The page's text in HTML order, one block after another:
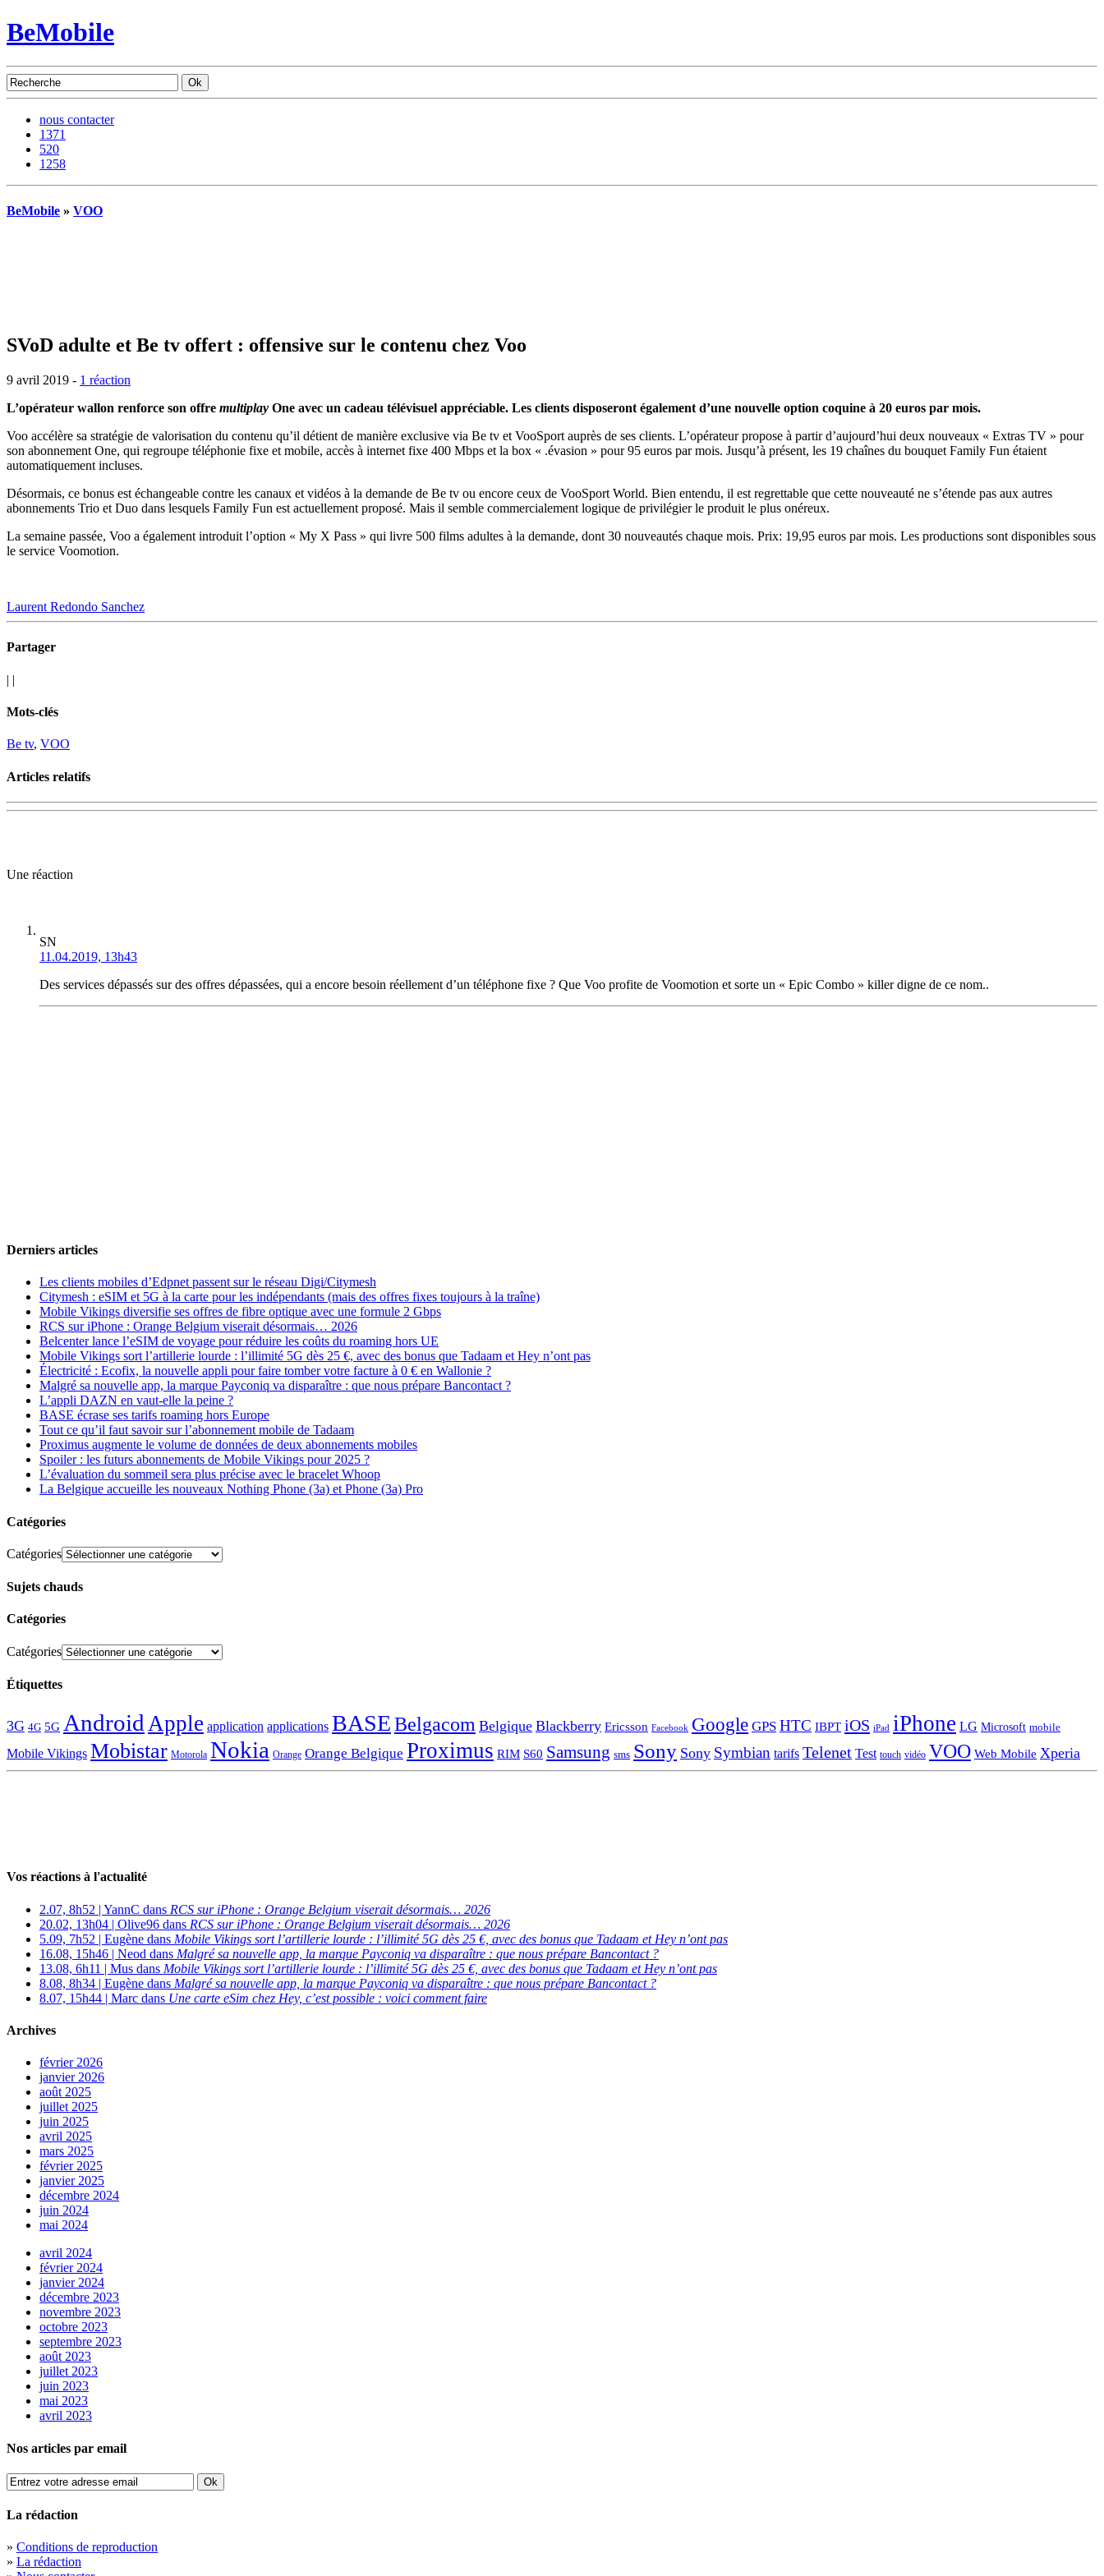
BeMobile
nous contacter
1371
520
1258
BeMobile » VOO
SVoD adulte et Be tv offert : offensive sur le contenu chez Voo
9 avril 2019 - 1 réaction
L’opérateur wallon renforce son offre multiplay One avec un cadeau télévisuel appréciable. Les clients disposeront également d’une nouvelle option coquine à 20 euros par mois.
Voo accélère sa stratégie de valorisation du contenu qu’il détient de manière exclusive via Be tv et VooSport auprès de ses clients. L’opérateur propose à partir d’aujourd’hui deux nouveaux « Extras TV » pour
son abonnement One, qui regroupe téléphonie fixe et mobile, accès à internet fixe 400 Mbps et la box « .évasion » pour 95 euros par mois. Jusqu’à présent, les 19 chaînes du bouquet Family Fun étaient
automatiquement incluses.
Désormais, ce bonus est échangeable contre les canaux et vidéos à la demande de Be tv ou encore ceux de VooSport World. Bien entendu, il est regrettable que cette nouveauté ne s’étende pas aux autres
abonnements Trio et Duo dans lesquels Family Fun est actuellement proposé. Mais il semble commercialement logique de privilégier le produit le plus onéreux.
La semaine passée, Voo a également introduit l’option « My X Pass » qui livre 500 films adultes à la demande, dont 30 nouveautés chaque mois. Prix: 19,95 euros par mois. Les productions sont disponibles sous
le service Voomotion.
Laurent Redondo Sanchez
Partager
| |
Mots-clés
Be tv, VOO
Articles relatifs
Une réaction
SN
11.04.2019, 13h43
Des services dépassés sur des offres dépassées, qui a encore besoin réellement d’un téléphone fixe ? Que Voo profite de Voomotion et sorte un « Epic Combo » killer digne de ce nom..
Derniers articles
Les clients mobiles d’Edpnet passent sur le réseau Digi/Citymesh
Citymesh : eSIM et 5G à la carte pour les indépendants (mais des offres fixes toujours à la traîne)
Mobile Vikings diversifie ses offres de fibre optique avec une formule 2 Gbps
RCS sur iPhone : Orange Belgium viserait désormais… 2026
Belcenter lance l’eSIM de voyage pour réduire les coûts du roaming hors UE
Mobile Vikings sort l’artillerie lourde : l’illimité 5G dès 25 €, avec des bonus que Tadaam et Hey n’ont pas
Électricité : Ecofix, la nouvelle appli pour faire tomber votre facture à 0 € en Wallonie ?
Malgré sa nouvelle app, la marque Payconiq va disparaître : que nous prépare Bancontact ?
L’appli DAZN en vaut-elle la peine ?
BASE écrase ses tarifs roaming hors Europe
Tout ce qu’il faut savoir sur l’abonnement mobile de Tadaam
Proximus augmente le volume de données de deux abonnements mobiles
Spoiler : les futurs abonnements de Mobile Vikings pour 2025 ?
L’évaluation du sommeil sera plus précise avec le bracelet Whoop
La Belgique accueille les nouveaux Nothing Phone (3a) et Phone (3a) Pro
Catégories
Catégories
Sujets chauds
Catégories
Catégories
Étiquettes
3G 4G 5G Android Apple application applications BASEBelgacom Belgique Blackberry Ericsson Facebook Google GPS HTC IBPT iOS iPad iPhone LG Microsoft mobile
Mobile Vikings Mobistar Motorola Nokia Orange Orange Belgique Proximus RIM S60 Samsung sms Sony Sony Symbian tarifs Telenet Test touch vidéo VOO Web Mobile Xperia
Vos réactions à l'actualité
2.07, 8h52 | YannC dans RCS sur iPhone : Orange Belgium viserait désormais… 2026
20.02, 13h04 | Olive96 dans RCS sur iPhone : Orange Belgium viserait désormais… 2026
5.09, 7h52 | Eugène dans Mobile Vikings sort l’artillerie lourde : l’illimité 5G dès 25 €, avec des bonus que Tadaam et Hey n’ont pas
16.08, 15h46 | Neod dans Malgré sa nouvelle app, la marque Payconiq va disparaître : que nous prépare Bancontact ?
13.08, 6h11 | Mus dans Mobile Vikings sort l’artillerie lourde : l’illimité 5G dès 25 €, avec des bonus que Tadaam et Hey n’ont pas
8.08, 8h34 | Eugène dans Malgré sa nouvelle app, la marque Payconiq va disparaître : que nous prépare Bancontact ?
8.07, 15h44 | Marc dans Une carte eSim chez Hey, c’est possible : voici comment faire
Archives
février 2026
janvier 2026
août 2025
juillet 2025
juin 2025
avril 2025
mars 2025
février 2025
janvier 2025
décembre 2024
juin 2024
mai 2024
avril 2024
février 2024
janvier 2024
décembre 2023
novembre 2023
octobre 2023
septembre 2023
août 2023
juillet 2023
juin 2023
mai 2023
avril 2023
Nos articles par email
La rédaction
» Conditions de reproduction
» La rédaction